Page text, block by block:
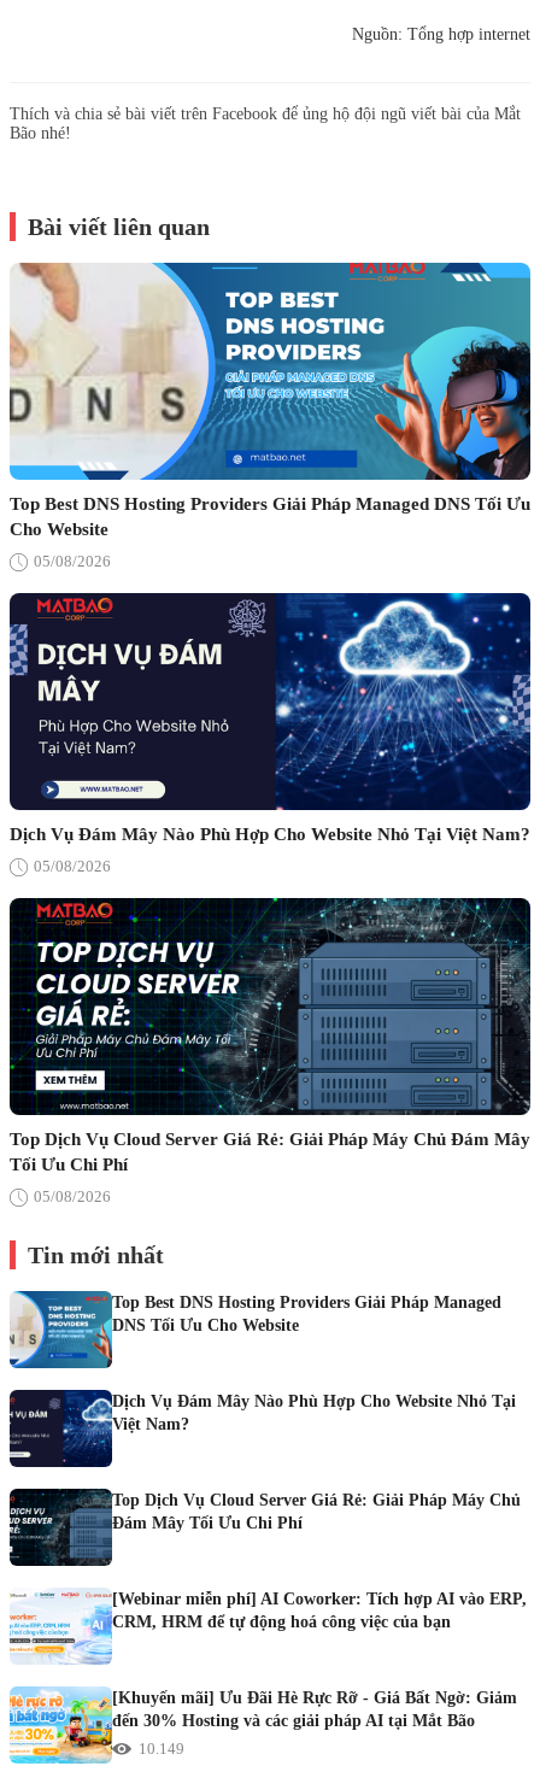
Nguồn: Tổng hợp internet
Thích và chia sẻ bài viết trên Facebook để ủng hộ đội ngũ viết bài của Mắt
Bão nhé!
Bài viết liên quan
Top Best DNS Hosting Providers Giải Pháp Managed DNS Tối Ưu
Cho Website
05/08/2026
Dịch Vụ Đám Mây Nào Phù Hợp Cho Website Nhỏ Tại Việt Nam?
05/08/2026
Top Dịch Vụ Cloud Server Giá Rẻ: Giải Pháp Máy Chủ Đám Mây
Tối Ưu Chi Phí
05/08/2026
Tin mới nhất
Top Best DNS Hosting Providers Giải Pháp Managed
DNS Tối Ưu Cho Website
Dịch Vụ Đám Mây Nào Phù Hợp Cho Website Nhỏ Tại
Việt Nam?
Top Dịch Vụ Cloud Server Giá Rẻ: Giải Pháp Máy Chủ
Đám Mây Tối Ưu Chi Phí
[Webinar miễn phí] AI Coworker: Tích hợp AI vào ERP,
CRM, HRM để tự động hoá công việc của bạn
[Khuyến mãi] Ưu Đãi Hè Rực Rỡ - Giá Bất Ngờ: Giảm
đến 30% Hosting và các giải pháp AI tại Mắt Bão
10.149